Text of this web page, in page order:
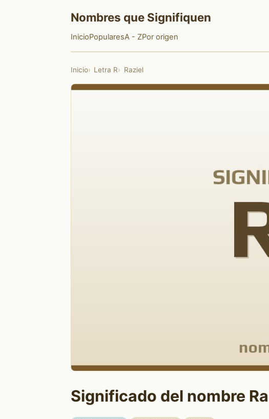
Nombres que Signifiquen
InicioPopularesA - ZPor origen
Inicio Letra R Raziel
Significado del nombre